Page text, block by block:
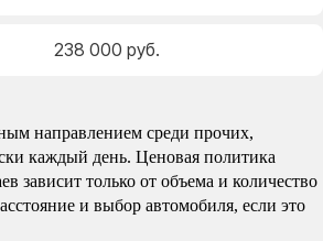
238 000 руб.
направлением среди прочих,
каждый день. Ценовая политика
зависит только от объема и количество
и выбор автомобиля, если это